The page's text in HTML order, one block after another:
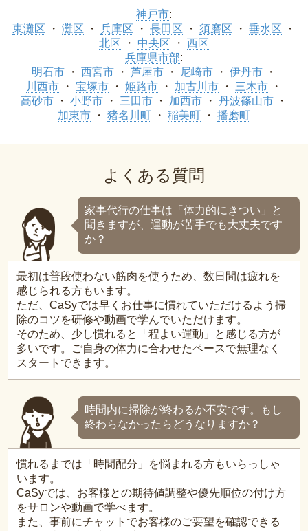
神戸市:
東灘区
灘区 兵庫区 長田区 須磨区
垂水区
北区
中央区
西区
兵庫県市部:
明石市
西宮市 芦屋市 尼崎市
伊丹市
川西市
宝塚市 姫路市 加古川市
三木市
高砂市
小野市 三田市 加西市
丹波篠山市
加東市
猪名川町 稲美町 播磨町
よくある質問
家事代行の仕事は「体力的にきつい」と
聞きますが、運動が苦手でも大丈夫です
か？
最初は普段使わない筋肉を使うため、数日間は疲れを
感じられる方もいます。
ただ、CaSyでは早くお仕事に慣れていただけるよう掃
除のコツを研修や動画で学んでいただけます。
そのため、少し慣れると「程よい運動」と感じる方が
多いです。ご自身の体力に合わせたペースで無理なく
スタートできます。
時間内に掃除が終わるか不安です。もし
終わらなかったらどうなりますか？
慣れるまでは「時間配分」を悩まれる方もいらっしゃ
います。
CaSyでは、お客様との期待値調整や優先順位の付け方
をサロンや動画で学べます。
また、事前にチャットでお客様のご要望を確認できる